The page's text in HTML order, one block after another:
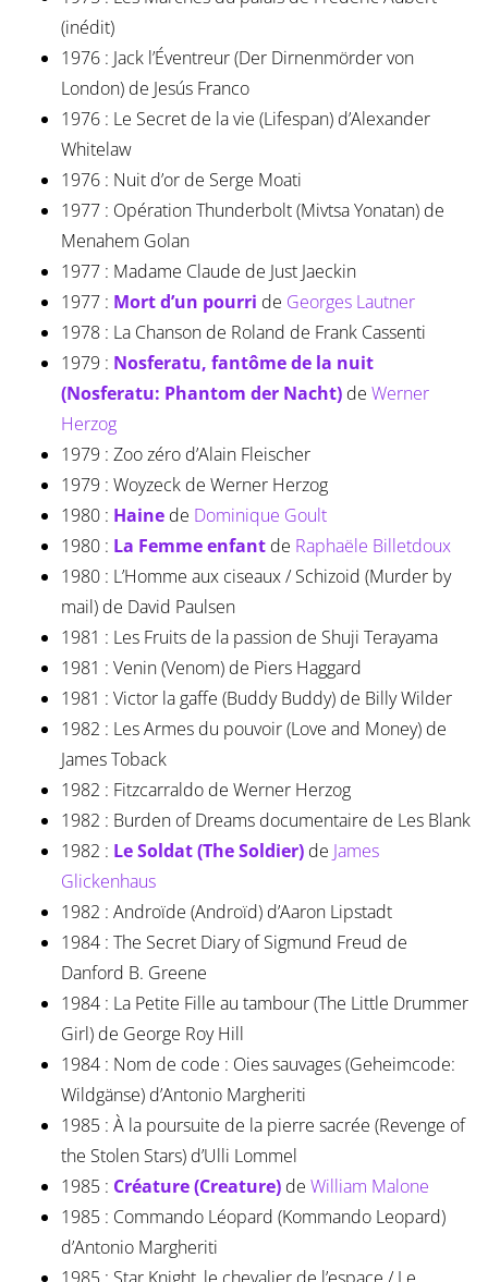
(inédit)
1976 : Jack l’Éventreur (Der Dirnenmörder von
London) de Jesús Franco
1976 : Le Secret de la vie (Lifespan) d’Alexander
Whitelaw
1976 : Nuit d’or de Serge Moati
1977 : Opération Thunderbolt (Mivtsa Yonatan) de
Menahem Golan
1977 : Madame Claude de Just Jaeckin
1977 : Mort d’un pourri de Georges Lautner
1978 : La Chanson de Roland de Frank Cassenti
1979 : Nosferatu, fantôme de la nuit
(Nosferatu: Phantom der Nacht)de Werner
Herzog
1979 : Zoo zéro d’Alain Fleischer
1979 : Woyzeck de Werner Herzog
1980 : Hainede Dominique Goult
1980 : La Femme enfant de Raphaële Billetdoux
1980 : L’Homme aux ciseaux / Schizoid (Murder by
mail) de David Paulsen
1981 : Les Fruits de la passion de Shuji Terayama
1981 : Venin (Venom) de Piers Haggard
1981 : Victor la gaffe (Buddy Buddy) de Billy Wilder
1982 : Les Armes du pouvoir (Love and Money) de
James Toback
1982 : Fitzcarraldo de Werner Herzog
1982 : Burden of Dreams documentaire de Les Blank
1982 : Le Soldat (The Soldier)de James
Glickenhaus
1982 : Androïde (Androïd) d’Aaron Lipstadt
1984 : The Secret Diary of Sigmund Freud de
Danford B. Greene
1984 : La Petite Fille au tambour (The Little Drummer
Girl) de George Roy Hill
1984 : Nom de code : Oies sauvages (Geheimcode:
Wildgänse) d’Antonio Margheriti
1985 : À la poursuite de la pierre sacrée (Revenge of
the Stolen Stars) d’Ulli Lommel
1985 : Créature (Creature)de William Malone
1985 : Commando Léopard (Kommando Leopard)
d’Antonio Margheriti